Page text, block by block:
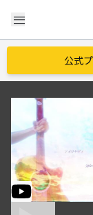
menu
公式